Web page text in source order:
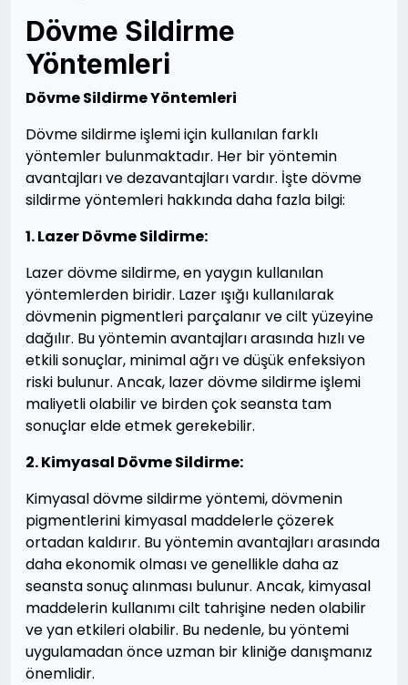
Dövme Sildirme
Yöntemleri
Dövme Sildirme Yöntemleri
Dövme sildirme işlemi için kullanılan farklı
yöntemler bulunmaktadır. Her bir yöntemin
avantajları ve dezavantajları vardır. İşte dövme
sildirme yöntemleri hakkında daha fazla bilgi:
1. Lazer Dövme Sildirme:
Lazer dövme sildirme, en yaygın kullanılan
yöntemlerden biridir. Lazer ışığı kullanılarak
dövmenin pigmentleri parçalanır ve cilt yüzeyine
dağılır. Bu yöntemin avantajları arasında hızlı ve
etkili sonuçlar, minimal ağrı ve düşük enfeksiyon
riski bulunur. Ancak, lazer dövme sildirme işlemi
maliyetli olabilir ve birden çok seansta tam
sonuçlar elde etmek gerekebilir.
2. Kimyasal Dövme Sildirme:
Kimyasal dövme sildirme yöntemi, dövmenin
pigmentlerini kimyasal maddelerle çözerek
ortadan kaldırır. Bu yöntemin avantajları arasında
daha ekonomik olması ve genellikle daha az
seansta sonuç alınması bulunur. Ancak, kimyasal
maddelerin kullanımı cilt tahrişine neden olabilir
ve yan etkileri olabilir. Bu nedenle, bu yöntemi
uygulamadan önce uzman bir kliniğe danışmanız
önemlidir.